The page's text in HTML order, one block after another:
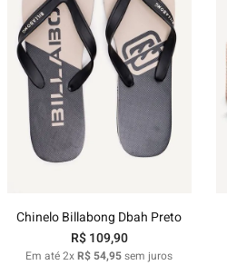
Chinelo Billabong Dbah Preto
R$ 109,90
Em até2xR$ 54,95sem juros